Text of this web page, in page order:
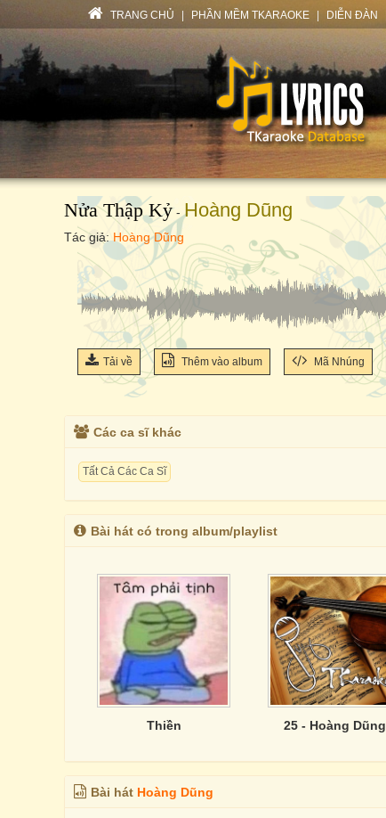
TRANG CHỦ PHẦN MỀM TKARAOKE DIỄN ĐÀN
Nửa Thập Kỷ-Hoàng Dũng
Tác giả: Hoàng Dũng
Tải về Thêm vào album Mã Nhúng
Các ca sĩ khác
Tất Cả Các Ca Sĩ
Bài hát có trong album/playlist
Thiền 25 - Hoàng Dũng
Bài hát Hoàng Dũng